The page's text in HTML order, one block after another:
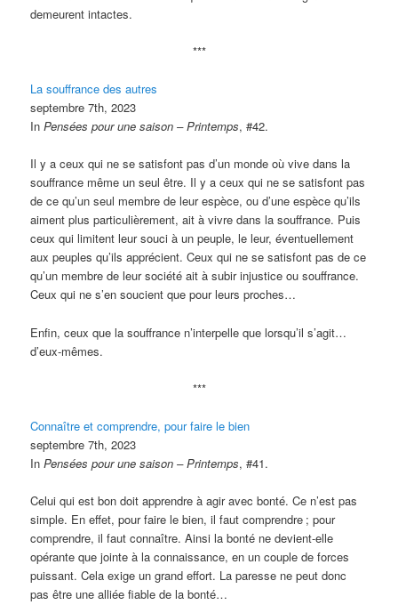
demeurent intactes.
***
La souffrance des autres
septembre 7th, 2023
InPensées pour une saison – Printemps, #42.
Il y a ceux qui ne se satisfont pas d’un monde où vive dans la
souffrance même un seul être. Il y a ceux qui ne se satisfont pas
de ce qu’un seul membre de leur espèce, ou d’une espèce qu’ils
aiment plus particulièrement, ait à vivre dans la souffrance. Puis
ceux qui limitent leur souci à un peuple, le leur, éventuellement
aux peuples qu’ils apprécient. Ceux qui ne se satisfont pas de ce
qu’un membre de leur société ait à subir injustice ou souffrance.
Ceux qui ne s’en soucient que pour leurs proches…
Enfin, ceux que la souffrance n’interpelle que lorsqu’il s’agit…
d’eux-mêmes.
***
Connaître et comprendre, pour faire le bien
septembre 7th, 2023
InPensées pour une saison – Printemps, #41.
Celui qui est bon doit apprendre à agir avec bonté. Ce n’est pas
simple. En effet, pour faire le bien, il faut comprendre ; pour
comprendre, il faut connaître. Ainsi la bonté ne devient-elle
opérante que jointe à la connaissance, en un couple de forces
puissant. Cela exige un grand effort. La paresse ne peut donc
pas être une alliée fiable de la bonté…